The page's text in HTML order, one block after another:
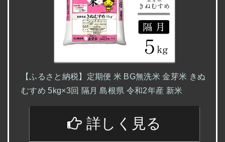
【ふるさと納税】定期便 米 BG無洗米 金芽米 きぬ
むすめ 5kg×3回 隔月 島根県 令和2年産 新米
詳しく見る